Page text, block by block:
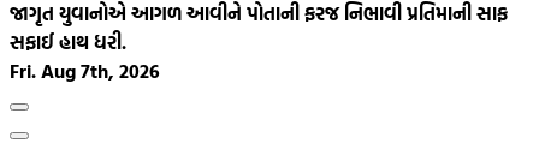
જાગૃત યુવાનોએ આગળ આવીને પોતાની ફરજ નિભાવી પ્રતિમાની સાફ
સફાઈ હાથ ધરી.
Fri. Aug 7th, 2026